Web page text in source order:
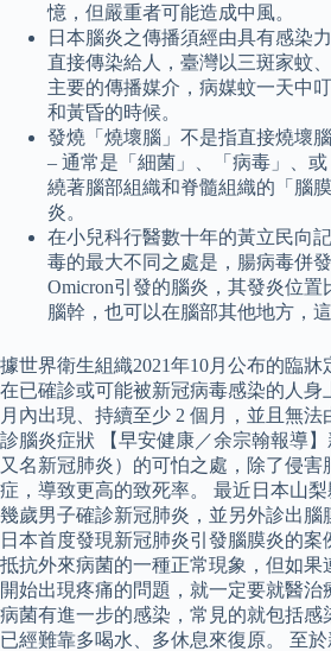
憶，但嚴重者可能造成中風。
日本腦炎之傳播須經由具有感染
直接傳染給人，臺灣以三斑家蚊
主要的傳播媒介，病媒蚊一天中
和黃昏的時候。
發燒「燒壞腦」不是指直接燒壞
– 通常是「細菌」、「病毒」、
繞著腦部組織和脊髓組織的「腦
炎。
在小兒科行醫數十年的黃立民向
毒的最大不同之處是，腸病毒併
Omicron引發的腦炎，其發炎位
腦幹，也可以在腦部其他地方，
據世界衛生組織2021年10月公布的臨
在已確診或可能被新冠病毒感染的人身
月內出現、持續至少 2 個月，並且無
診腦炎症狀 【早安健康／余宗翰報導】
又名新冠肺炎）的可怕之處，除了侵
症，導致更高的致死率。 最近日本山
幾歲男子確診新冠肺炎，並另外診出腦
日本首度發現新冠肺炎引發腦膜炎的案
抵抗外來病菌的一種正常現象，但如果
開始出現疼痛的問題，就一定要就醫治
病菌有進一步的感染，常見的就包括感
已經難靠多喝水、多休息來復原。 至